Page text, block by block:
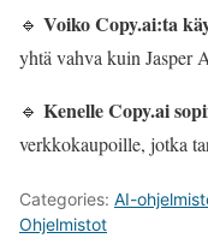
🔹 Voiko Copy.ai:ta
yhtä vahva kuin Jasper
🔹 Kenelle Copy.ai
verkkokaupoille, jotka
Categories: AI-
Ohjelmistot